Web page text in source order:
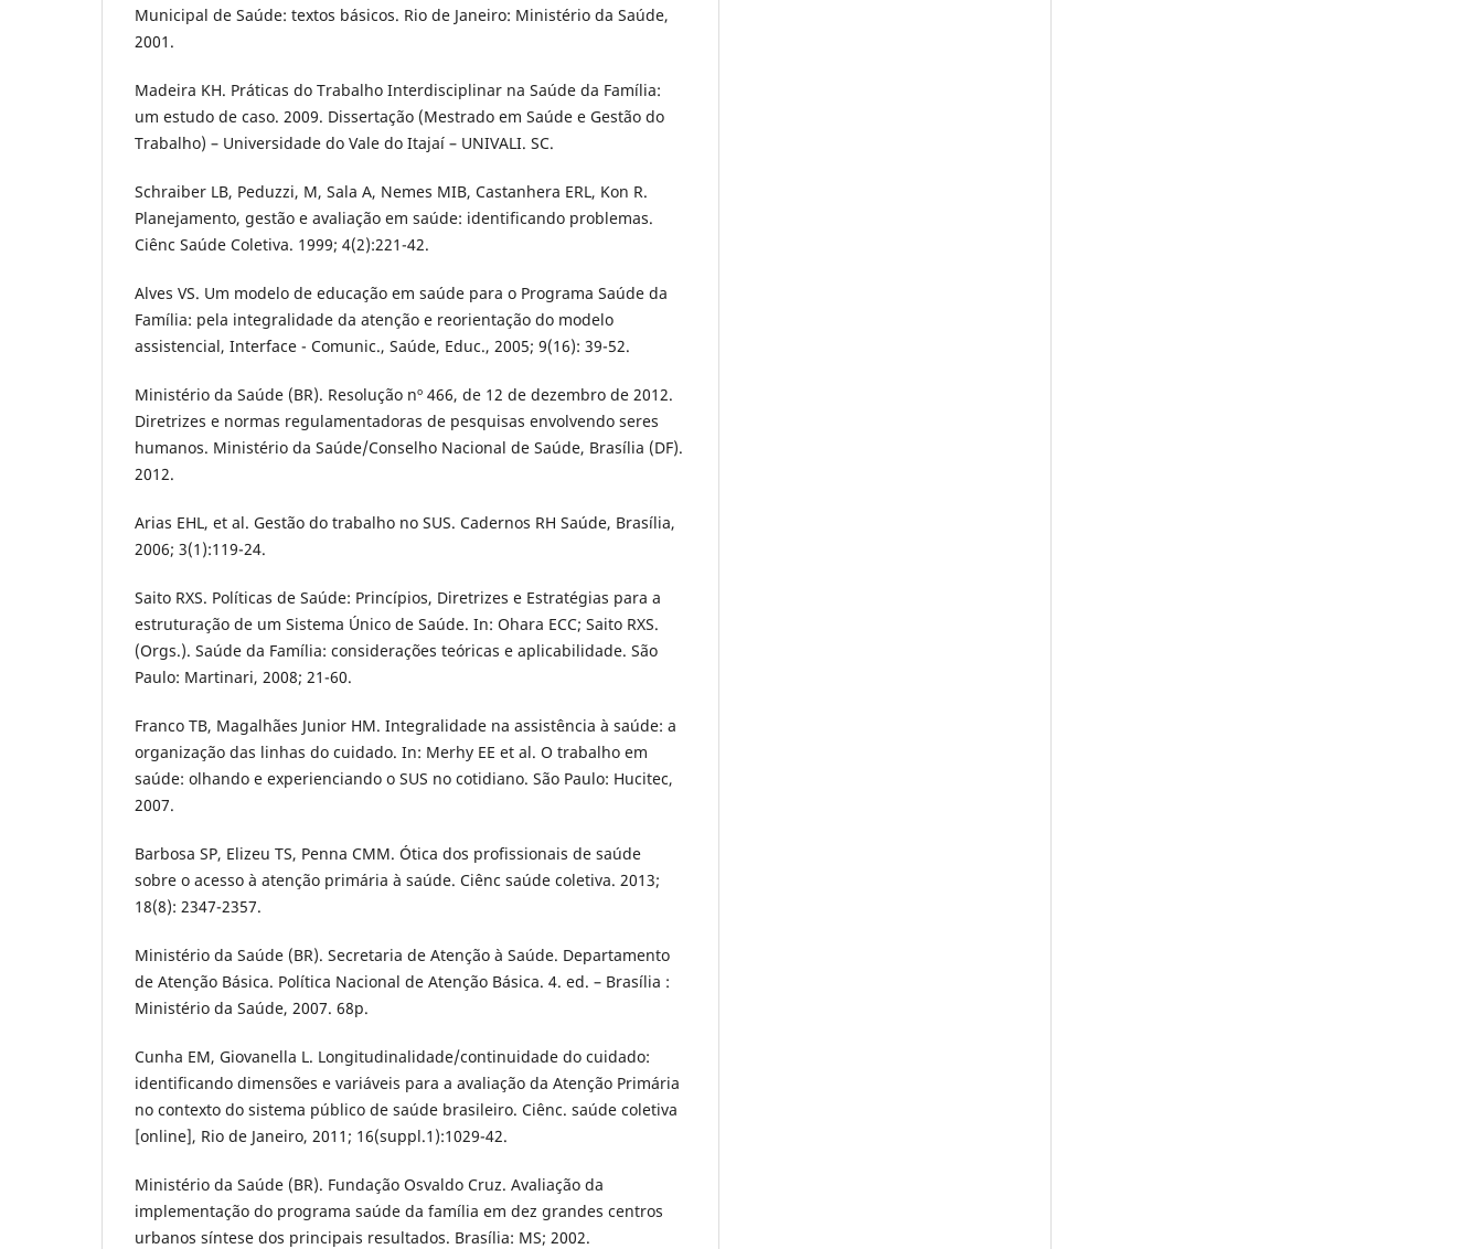
Municipal de Saúde: textos básicos. Rio de Janeiro: Ministério da Saúde,
2001.
Madeira KH. Práticas do Trabalho Interdisciplinar na Saúde da Família:
um estudo de caso. 2009. Dissertação (Mestrado em Saúde e Gestão do
Trabalho) – Universidade do Vale do Itajaí – UNIVALI. SC.
Schraiber LB, Peduzzi, M, Sala A, Nemes MIB, Castanhera ERL, Kon R.
Planejamento, gestão e avaliação em saúde: identificando problemas.
Ciênc Saúde Coletiva. 1999; 4(2):221-42.
Alves VS. Um modelo de educação em saúde para o Programa Saúde da
Família: pela integralidade da atenção e reorientação do modelo
assistencial, Interface - Comunic., Saúde, Educ., 2005; 9(16): 39-52.
Ministério da Saúde (BR). Resolução nº 466, de 12 de dezembro de 2012.
Diretrizes e normas regulamentadoras de pesquisas envolvendo seres
humanos. Ministério da Saúde/Conselho Nacional de Saúde, Brasília (DF).
2012.
Arias EHL, et al. Gestão do trabalho no SUS. Cadernos RH Saúde, Brasília,
2006; 3(1):119-24.
Saito RXS. Políticas de Saúde: Princípios, Diretrizes e Estratégias para a
estruturação de um Sistema Único de Saúde. In: Ohara ECC; Saito RXS.
(Orgs.). Saúde da Família: considerações teóricas e aplicabilidade. São
Paulo: Martinari, 2008; 21-60.
Franco TB, Magalhães Junior HM. Integralidade na assistência à saúde: a
organização das linhas do cuidado. In: Merhy EE et al. O trabalho em
saúde: olhando e experienciando o SUS no cotidiano. São Paulo: Hucitec,
2007.
Barbosa SP, Elizeu TS, Penna CMM. Ótica dos profissionais de saúde
sobre o acesso à atenção primária à saúde. Ciênc saúde coletiva. 2013;
18(8): 2347-2357.
Ministério da Saúde (BR). Secretaria de Atenção à Saúde. Departamento
de Atenção Básica. Política Nacional de Atenção Básica. 4. ed. – Brasília :
Ministério da Saúde, 2007. 68p.
Cunha EM, Giovanella L. Longitudinalidade/continuidade do cuidado:
identificando dimensões e variáveis para a avaliação da Atenção Primária
no contexto do sistema público de saúde brasileiro. Ciênc. saúde coletiva
[online], Rio de Janeiro, 2011; 16(suppl.1):1029-42.
Ministério da Saúde (BR). Fundação Osvaldo Cruz. Avaliação da
implementação do programa saúde da família em dez grandes centros
urbanos síntese dos principais resultados. Brasília: MS; 2002.